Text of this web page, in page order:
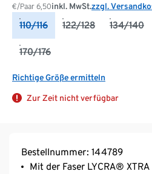
€/Paar 6,50inkl. MwSt.zzgl.
110/116 122/128 134/140
170/176
Richtige Größe ermitteln
Zur Zeit nicht verfügbar
Bestellnummer: 144789
Mit der Faser LYCRA®